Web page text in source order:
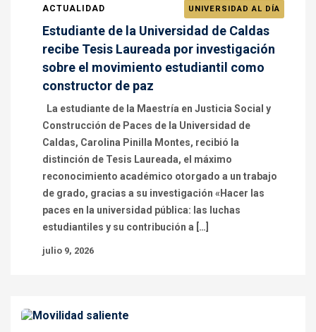
ACTUALIDAD UNIVERSIDAD AL DÍA
Estudiante de la Universidad de Caldas
recibe Tesis Laureada por investigación
sobre el movimiento estudiantil como
constructor de paz
La estudiante de la Maestría en Justicia Social y
Construcción de Paces de la Universidad de
Caldas, Carolina Pinilla Montes, recibió la
distinción de Tesis Laureada, el máximo
reconocimiento académico otorgado a un trabajo
de grado, gracias a su investigación «Hacer las
paces en la universidad pública: las luchas
estudiantiles y su contribución a […]
julio 9, 2026